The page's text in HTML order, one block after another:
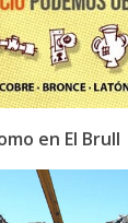
en El Brull